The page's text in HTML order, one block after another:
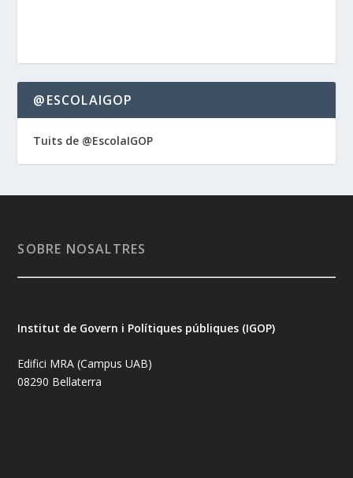
@ESCOLAIGOP
Tuits de @EscolaIGOP
SOBRE NOSALTRES
Institut de Govern i Polítiques públiques (IGOP)
Edifici MRA (Campus UAB)
08290 Bellaterra